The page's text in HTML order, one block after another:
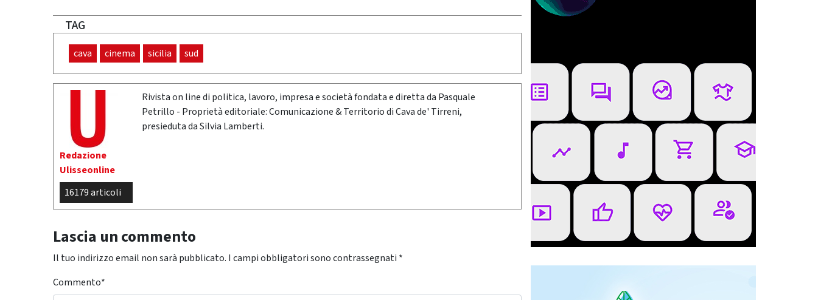
TAG
cava cinema sicilia sud
Redazione
Ulisseonline
16179 articoli
Rivista on line di politica, lavoro, impresa e società fondata e diretta da Pasquale
Petrillo - Proprietà editoriale: Comunicazione & Territorio di Cava de' Tirreni,
presieduta da Silvia Lamberti.
Lascia un commento
Il tuo indirizzo email non sarà pubblicato. I campi obbligatori sono contrassegnati *
Commento*